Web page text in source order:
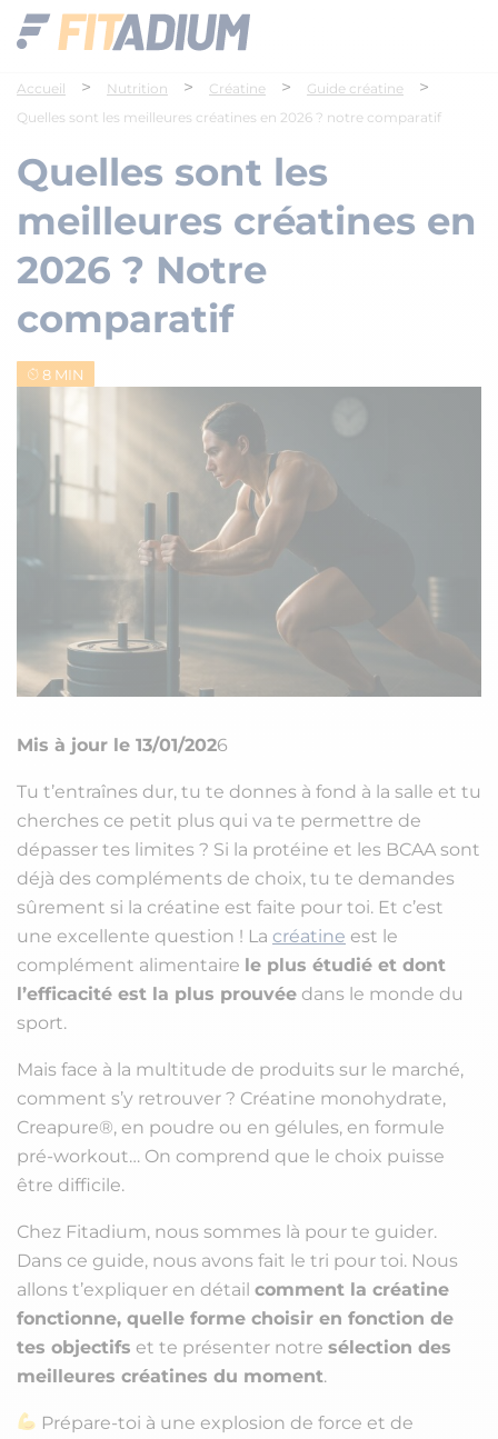
Accueil > Nutrition > Créatine > Guide créatine >
Quelles sont les meilleures créatines en 2026 ? notre comparatif
Quelles sont les
meilleures créatines en
2026 ? Notre
comparatif
8 MIN
Mis à jour le 13/01/2026
Tu t’entraînes dur, tu te donnes à fond à la salle et tu
cherches ce petit plus qui va te permettre de
dépasser tes limites ? Si la protéine et les BCAA sont
déjà des compléments de choix, tu te demandes
sûrement si la créatine est faite pour toi. Et c’est
une excellente question ! La créatine est le
complément alimentaire le plus étudié et dont
l’efficacité est la plus prouvée dans le monde du
sport.
Mais face à la multitude de produits sur le marché,
comment s’y retrouver ? Créatine monohydrate,
Creapure®, en poudre ou en gélules, en formule
pré-workout… On comprend que le choix puisse
être difficile.
Chez Fitadium, nous sommes là pour te guider.
Dans ce guide, nous avons fait le tri pour toi. Nous
allons t’expliquer en détail comment la créatine
fonctionne, quelle forme choisir en fonction de
tes objectifs et te présenter notre sélection des
meilleures créatines du moment.
Prépare-toi à une explosion de force et de